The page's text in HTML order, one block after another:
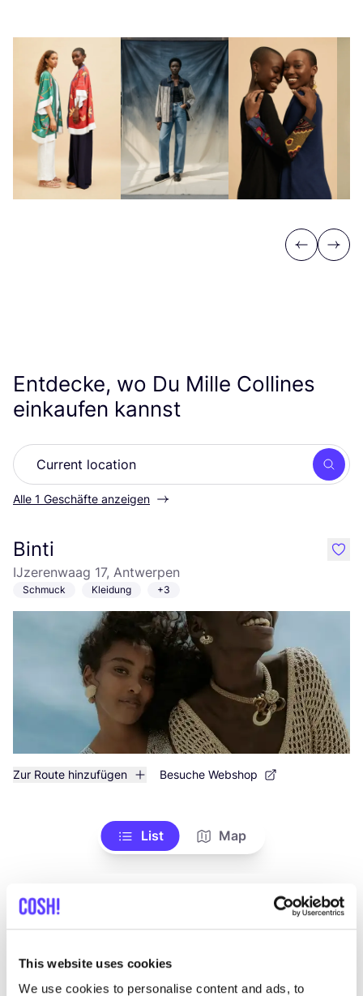
This website uses cookies
We use cookies to personalise content and ads, to
Previous
Next
Entdecke, wo Du Mille Collines
einkaufen kannst
Alle 1 Geschäfte anzeigen
Binti
IJzerenwaag 17, Antwerpen
Schmuck Kleidung +3
Zur Route hinzufügen Besuche Webshop
like
List Map